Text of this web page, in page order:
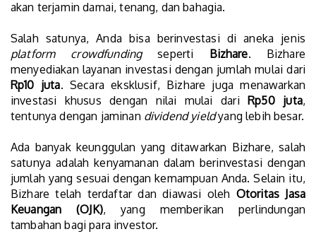
akan terjamin damai, tenang, dan bahagia.
Salah satunya, Anda bisa berinvestasi di aneka jenis
platform crowdfundingseperti Bizhare. Bizhare
menyediakan layanan investasi dengan jumlah mulai dari
Rp10 juta. Secara eksklusif, Bizhare juga menawarkan
investasi khusus dengan nilai mulai dariRp50 juta,
tentunya dengan jaminan dividend yieldyang lebih besar.
Ada banyak keunggulan yang ditawarkan Bizhare, salah
satunya adalah kenyamanan dalam berinvestasi dengan
jumlah yang sesuai dengan kemampuan Anda. Selain itu,
Bizhare telah terdaftar dan diawasi oleh Otoritas Jasa
Keuangan (OJK), yang memberikan perlindungan
tambahan bagi para investor.